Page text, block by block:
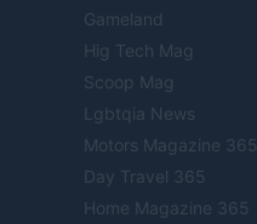
Gameland
Hig Tech Mag
Scoop Mag
Lgbtqia News
Motors Magazine 365
Day Travel 365
Home Magazine 365